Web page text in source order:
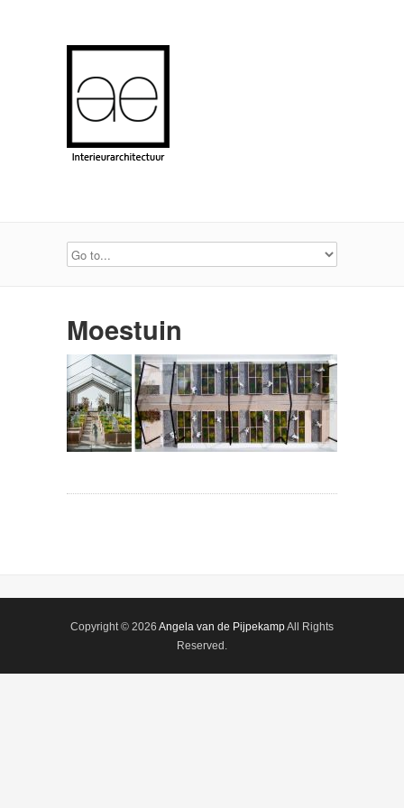
Moestuin
Copyright © 2026 Angela van de PijpekampAll Rights
Reserved.